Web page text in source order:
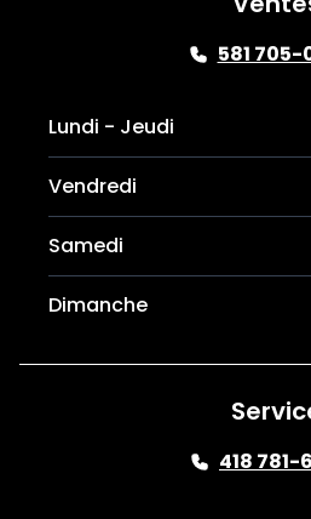
581 705-
Lundi - Jeudi
Vendredi
Samedi
Dimanche
418 781-